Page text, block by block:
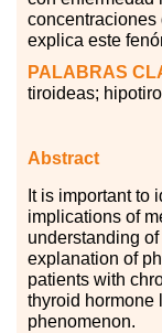
concentraciones
explica este
PALABRAS
tiroideas;
Abstract
It is important to
implications of
understanding
explanation of
patients with
thyroid hormone
phenomenon.